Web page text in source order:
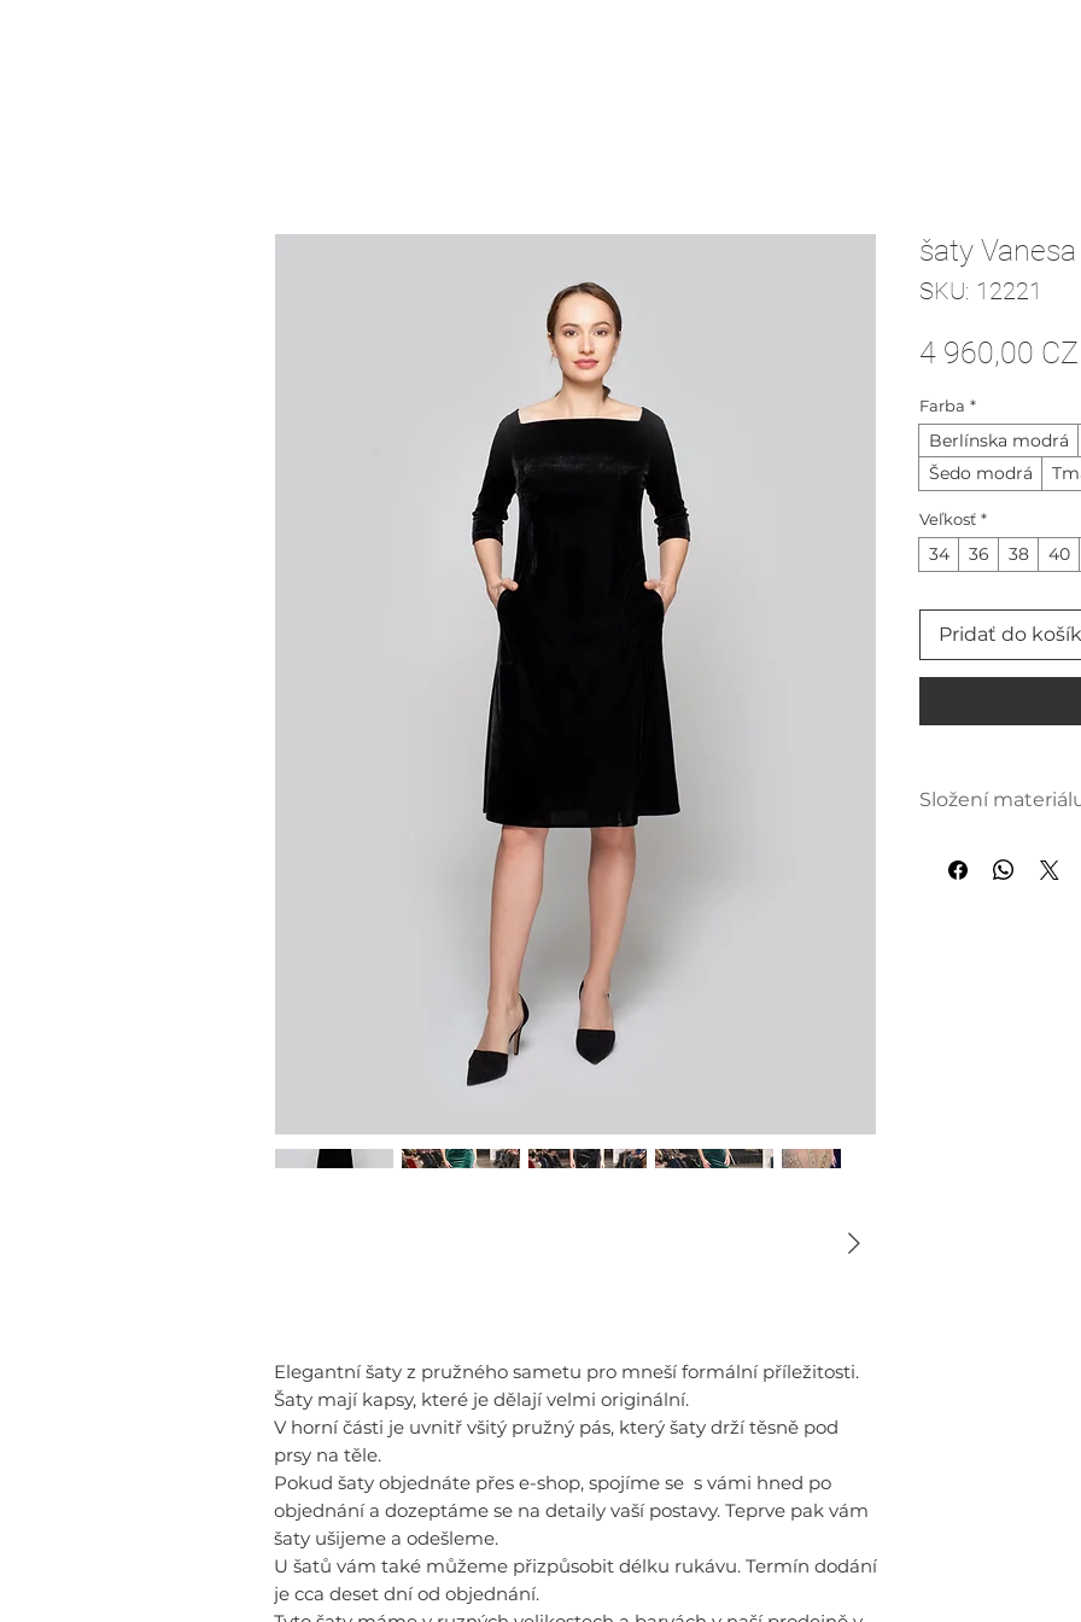
Elegantní šaty z pružného sametu pro mneší formální příležitosti.
Šaty mají kapsy, které je dělají velmi originální.
V horní části je uvnitř všitý pružný pás, který šaty drží těsně pod
prsy na těle.
Pokud šaty objednáte přes e-shop, spojíme se s vámi hned po
objednání a dozeptáme se na detaily vaší postavy. Teprve pak vám
šaty ušijeme a odešleme.
U šatů vám také můžeme přizpůsobit délku rukávu. Termín dodání
je cca deset dní od objednání.
šaty
SKU: 12221
4 960,00
Farba *
Berlínska modrá
Šedo modrá
Veľkosť *
34 36 38 40
Pridať do
Složení